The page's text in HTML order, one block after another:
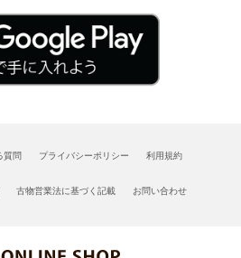
質問 プライバシーポリシー 利用規約
古物営業法に基づく記載 お問い合わせ